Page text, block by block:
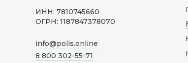
ИНН: 7810745660
ОГРН: 1187847378070
info@polis.online
8 800 302-55-71